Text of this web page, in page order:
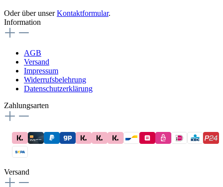
Oder über unserKontaktformular.
Information
AGB
Versand
Impressum
Widerrufsbelehrung
Datenschutzerklärung
Zahlungsarten
Versand